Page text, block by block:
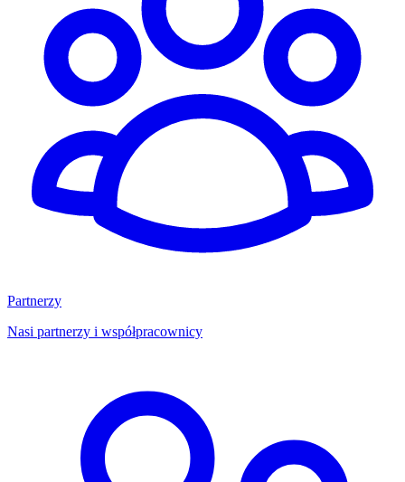
Partnerzy
Nasi partnerzy i współpracownicy